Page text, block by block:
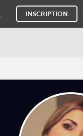
INSCRIPTION